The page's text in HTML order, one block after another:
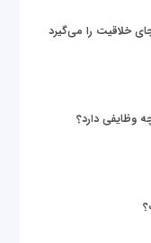
خلاقیت را می‌گیرد
وظایفی دارد؟